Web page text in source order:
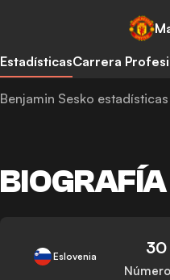
EstadísticasCarrera
Benjamin Sesko estadísticas
Eslovenia 30